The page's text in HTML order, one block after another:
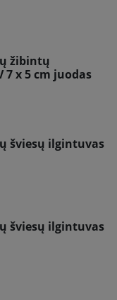
žibintų
7 x 5 cm juodas
šviesų ilgintuvas
šviesų ilgintuvas